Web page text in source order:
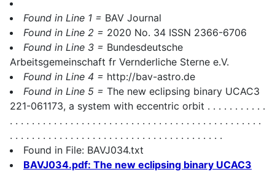
Found in Line 1 = BAV Journal
Found in Line 2 = 2020 No. 34 ISSN 2366-6706
Found in Line 3 = Bundesdeutsche
Arbeitsgemeinschaft fr Vernderliche Sterne e.V.
Found in Line 4 = http://bav-astro.de
Found in Line 5 = The new eclipsing binary UCAC3
221-061173, a system with eccentric orbit . . . . . . . . . . .
. . . . . . . . . . . . . . . . . . . . . . . . . . . . . . . . . . . . . . . . . . . . . .
. . . . . . . . . . . . . . . . . . . . . . . . . . . . . . . . . . . . . . .
Found in File: BAVJ034.txt
BAVJ034.pdf: The new eclipsing binary UCAC3